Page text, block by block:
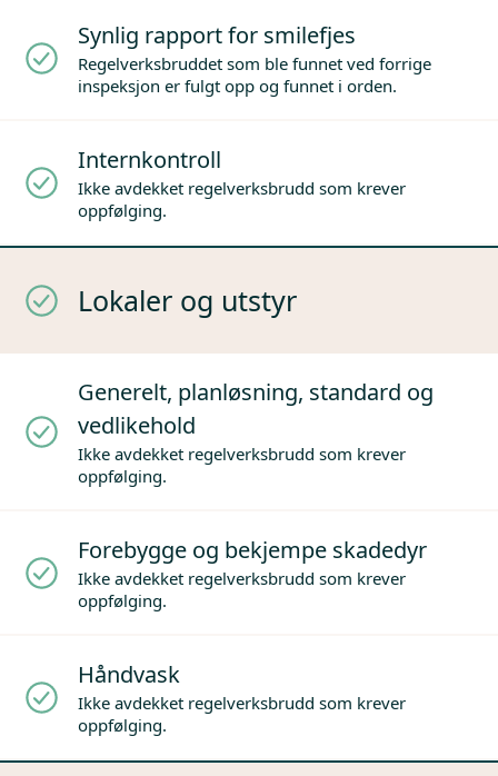
Synlig rapport for smilefjes
Regelverksbruddet som ble funnet ved forrige
inspeksjon er fulgt opp og funnet i orden.
Internkontroll
Ikke avdekket regelverksbrudd som krever
oppfølging.
Lokaler og utstyr
Generelt, planløsning, standard og
vedlikehold
Ikke avdekket regelverksbrudd som krever
oppfølging.
Forebygge og bekjempe skadedyr
Ikke avdekket regelverksbrudd som krever
oppfølging.
Håndvask
Ikke avdekket regelverksbrudd som krever
oppfølging.